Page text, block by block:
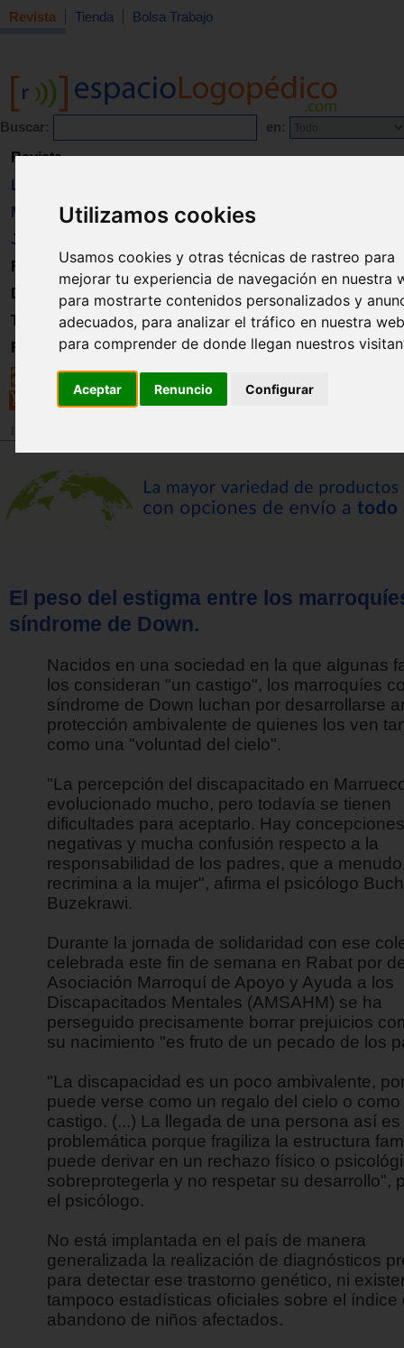
Utilizamos cookies
Usamos cookies y otras técnicas de rastreo para
mejorar tu experiencia de navegación en nuestra
para mostrarte contenidos personalizados y
adecuados, para analizar el tráfico en nuestra
para comprender de donde llegan nuestros
Aceptar Renuncio Configurar
Revista Tienda Bolsa Trabajo
Buscar: en:
Revista
Libros
Material
Juguetes
Formación
Directorio
Trabajo
Registro
El peso del estigma entre los
síndrome de Down.
Nacidos en una sociedad en la que algunas
los consideran "un castigo", los marroquíes
síndrome de Down luchan por desarrollarse
protección ambivalente de quienes los ven
como una "voluntad del cielo".
"La percepción del discapacitado en
evolucionado mucho, pero todavía se tienen
dificultades para aceptarlo. Hay
negativas y mucha confusión respecto a la
responsabilidad de los padres, que a
recrimina a la mujer", afirma el psicólogo
Buzekrawi.
Durante la jornada de solidaridad con ese
celebrada este fin de semana en Rabat por
Asociación Marroquí de Apoyo y Ayuda a los
Discapacitados Mentales (AMSAHM) se ha
perseguido precisamente borrar prejuicios
su nacimiento "es fruto de un pecado de los
"La discapacidad es un poco ambivalente,
puede verse como un regalo del cielo o como
castigo. (...) La llegada de una persona así es
problemática porque fragiliza la estructura
puede derivar en un rechazo físico o
sobreprotegerla y no respetar su desarrollo",
el psicólogo.
No está implantada en el país de manera
generalizada la realización de diagnósticos
para detectar ese trastorno genético, ni
tampoco estadísticas oficiales sobre el índice
abandono de niños afectados.